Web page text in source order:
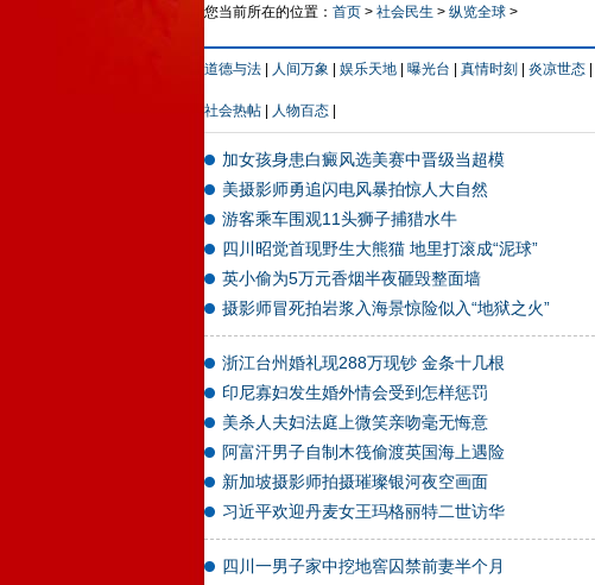
您当前所在的位置： 首页 > 社会民生 > 纵览全球 >
道德与法 人间万象 娱乐天地 曝光台 真情时刻 炎凉世态
社会热帖 人物百态
加女孩身患白癜风选美赛中晋级当超模
美摄影师勇追闪电风暴拍惊人大自然
游客乘车围观11头狮子捕猎水牛
四川昭觉首现野生大熊猫 地里打滚成“泥球”
英小偷为5万元香烟半夜砸毁整面墙
摄影师冒死拍岩浆入海景惊险似入“地狱之火”
浙江台州婚礼现288万现钞 金条十几根
印尼寡妇发生婚外情会受到怎样惩罚
美杀人夫妇法庭上微笑亲吻毫无悔意
阿富汗男子自制木筏偷渡英国海上遇险
新加坡摄影师拍摄璀璨银河夜空画面
习近平欢迎丹麦女王玛格丽特二世访华
四川一男子家中挖地窖囚禁前妻半个月